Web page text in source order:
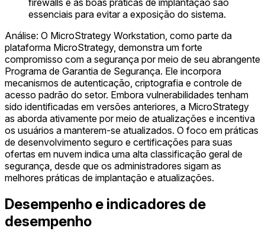
firewalls e as boas práticas de implantação são
essenciais para evitar a exposição do sistema.
Análise: O MicroStrategy Workstation, como parte da
plataforma MicroStrategy, demonstra um forte
compromisso com a segurança por meio de seu abrangente
Programa de Garantia de Segurança. Ele incorpora
mecanismos de autenticação, criptografia e controle de
acesso padrão do setor. Embora vulnerabilidades tenham
sido identificadas em versões anteriores, a MicroStrategy
as aborda ativamente por meio de atualizações e incentiva
os usuários a manterem-se atualizados. O foco em práticas
de desenvolvimento seguro e certificações para suas
ofertas em nuvem indica uma alta classificação geral de
segurança, desde que os administradores sigam as
melhores práticas de implantação e atualizações.
Desempenho e indicadores de
desempenho